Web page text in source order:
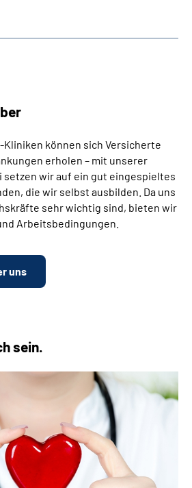
Kliniken können sich Versicherte
erholen – mit unserer
setzen wir auf ein gut eingespieltes
die wir selbst ausbilden. Da uns
sehr wichtig sind, bieten wir
Arbeitsbedingungen.
uns
sein.